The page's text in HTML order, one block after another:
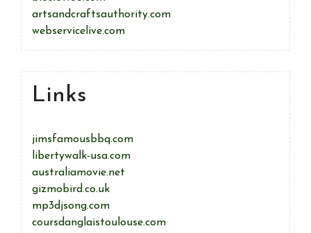
artsandcraftsauthority.com
webservicelive.com
Links
jimsfamousbbq.com
libertywalk-usa.com
australiamovie.net
gizmobird.co.uk
mp3djsong.com
coursdanglaistoulouse.com